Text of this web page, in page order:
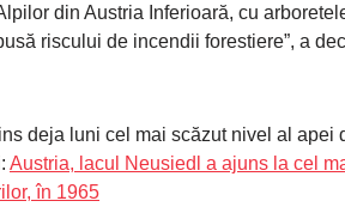
din Austria Inferioară, cu
riscului de incendii forestiere”, a
deja luni cel mai scăzut nivel al apei
Austria, lacul Neusiedl a ajuns la cel
în 1965